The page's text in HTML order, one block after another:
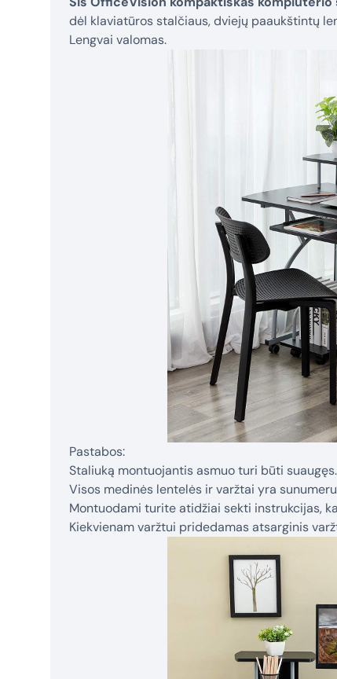
dėl klaviatūros stalčiaus, dviejų paaukštintų
Lengvai valomas.
Pastabos:
Staliuką montuojantis asmuo turi būti
Visos medinės lentelės ir varžtai yra
Montuodami turite atidžiai sekti instrukcijas,
Kiekvienam varžtui pridedamas atsarginis